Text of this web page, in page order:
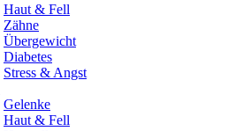
Haut & Fell
Zähne
Übergewicht
Diabetes
Stress & Angst
Gelenke
Haut & Fell